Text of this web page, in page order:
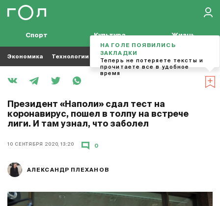
Спорт Культура Жизнь
Экономика Технологии Кино Футбол
Президент «Наполи» сдал тест на
коронавирус, пошел в толпу на встрече
лиги. И там узнал, что заболел
10 СЕНТЯБРЯ 2020, 13:20
АЛЕКСАНДР ПЛЕХАНОВ
0
НА ГОЛЕ ПОЯВИЛИСЬ
ЗАКЛАДКИ
Теперь не потеряете тексты и
прочитаете все в удобное
время